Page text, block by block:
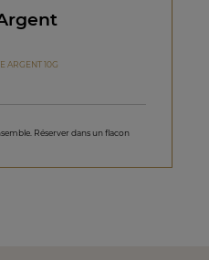
ARGENT 10G
Réserver dans un flacon